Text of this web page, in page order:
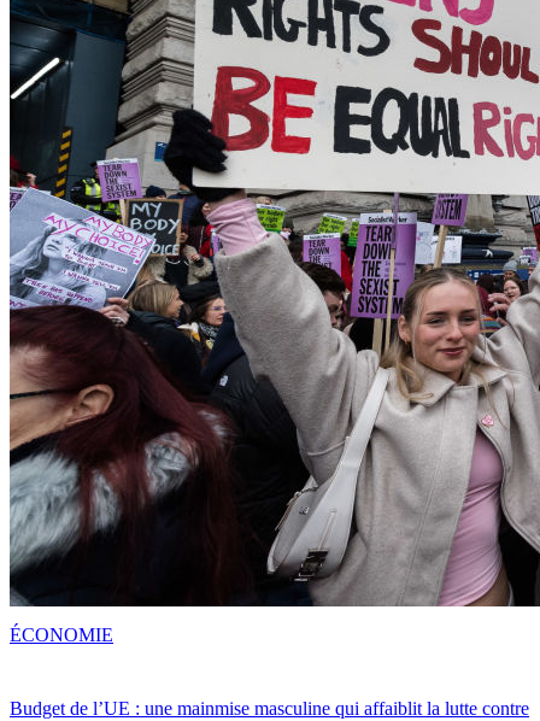
Budget de l’UE : une mainmise masculine qui affaiblit la lutte contre
ÉCONOMIE